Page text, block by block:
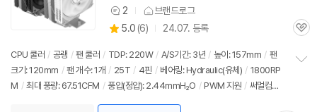
상
품
견
2 브랜드로그
별
점
5.0 (상
리
뷰
6) 24.07. 등록
관
CPU 쿨러 / 공랭 / 팬 쿨러 / TDP: 220W / A/S기간: 3년 / 높이: 157mm / 팬
크기: 120mm / 팬 개수: 1개 / 25T / 4핀 / 베어링: Hydraulic(유체) / 1800RP
M / 최대 풍량: 67.51CFM / 풍압(정압): 2.44mmH₂O / PWM 지원 / 써멀컴파